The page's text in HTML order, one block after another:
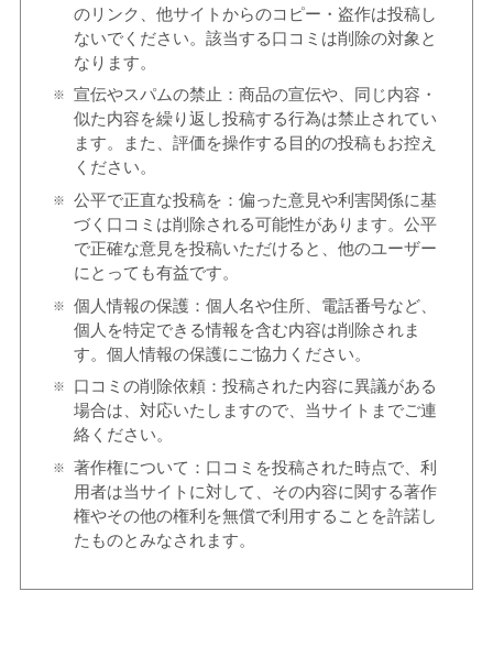
のリンク、他サイトからのコピー・盗作は投稿し
ないでください。該当する口コミは削除の対象と
なります。
宣伝やスパムの禁止：商品の宣伝や、同じ内容・
似た内容を繰り返し投稿する行為は禁止されてい
ます。また、評価を操作する目的の投稿もお控え
ください。
公平で正直な投稿を：偏った意見や利害関係に基
づく口コミは削除される可能性があります。公平
で正確な意見を投稿いただけると、他のユーザー
にとっても有益です。
個人情報の保護：個人名や住所、電話番号など、
個人を特定できる情報を含む内容は削除されま
す。個人情報の保護にご協力ください。
口コミの削除依頼：投稿された内容に異議がある
場合は、対応いたしますので、当サイトまでご連
絡ください。
著作権について：口コミを投稿された時点で、利
用者は当サイトに対して、その内容に関する著作
権やその他の権利を無償で利用することを許諾し
たものとみなされます。